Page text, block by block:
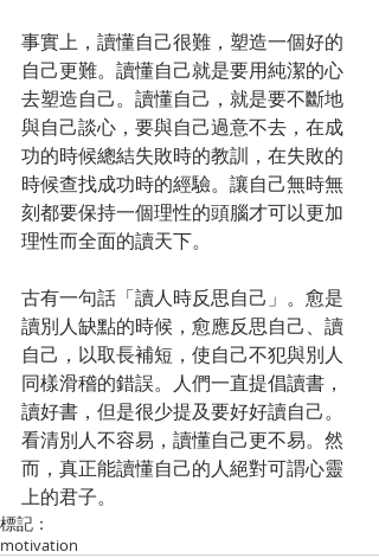
事實上，讀懂自己很難，塑造一個好的
自己更難。讀懂自己就是要用純潔的心
去塑造自己。讀懂自己，就是要不斷地
與自己談心，要與自己過意不去，在成
功的時候總結失敗時的教訓，在失敗的
時候查找成功時的經驗。讓自己無時無
刻都要保持一個理性的頭腦才可以更加
理性而全面的讀天下。
古有一句話「讀人時反思自己」。愈是
讀別人缺點的時候，愈應反思自己、讀
自己，以取長補短，使自己不犯與別人
同樣滑稽的錯誤。人們一直提倡讀書，
讀好書，但是很少提及要好好讀自己。
看清別人不容易，讀懂自己更不易。然
而，真正能讀懂自己的人絕對可謂心靈
上的君子。
標記：
motivation